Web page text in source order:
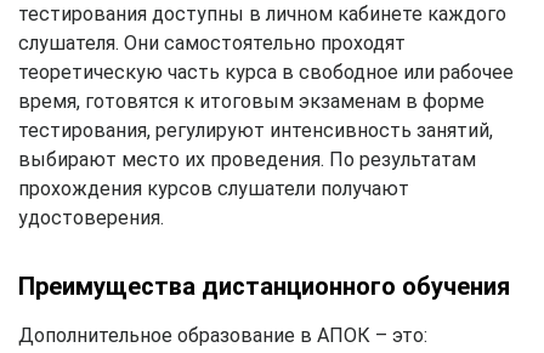
тестирования доступны в личном кабинете каждого
слушателя. Они самостоятельно проходят
теоретическую часть курса в свободное или рабочее
время, готовятся к итоговым экзаменам в форме
тестирования, регулируют интенсивность занятий,
выбирают место их проведения. По результатам
прохождения курсов слушатели получают
удостоверения.
Преимущества дистанционного обучения
Дополнительное образование в АПОК – это: